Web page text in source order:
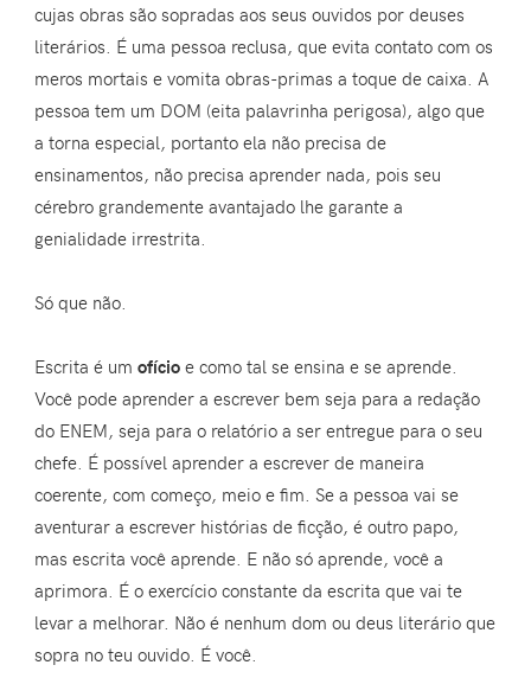
cujas obras são sopradas aos seus ouvidos por deuses
literários. É uma pessoa reclusa, que evita contato com os
meros mortais e vomita obras-primas a toque de caixa. A
pessoa tem um DOM (eita palavrinha perigosa), algo que
a torna especial, portanto ela não precisa de
ensinamentos, não precisa aprender nada, pois seu
cérebro grandemente avantajado lhe garante a
genialidade irrestrita.
Só que não.
Escrita é umofício e como tal se ensina e se aprende.
Você pode aprender a escrever bem seja para a redação
do ENEM, seja para o relatório a ser entregue para o seu
chefe. É possível aprender a escrever de maneira
coerente, com começo, meio e fim. Se a pessoa vai se
aventurar a escrever histórias de ficção, é outro papo,
mas escrita você aprende. E não só aprende, você a
aprimora. É o exercício constante da escrita que vai te
levar a melhorar. Não é nenhum dom ou deus literário que
sopra no teu ouvido. É você.